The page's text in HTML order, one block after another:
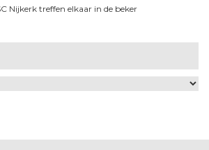
Nijkerk treffen elkaar in de beker